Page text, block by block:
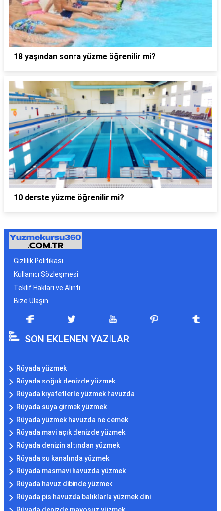
18 yaşından sonra yüzme öğrenilir mi?
10 derste yüzme öğrenilir mi?
Gizlilik Politikası
Kullanıcı Sözleşmesi
Teklif Hakları ve Alıntı
Bize Ulaşın
SON EKLENEN YAZILAR
Rüyada yüzmek
Rüyada soğuk denizde yüzmek
Rüyada kıyafetlerle yüzmek havuzda
Rüyada suya girmek yüzmek
Rüyada yüzmek havuzda ne demek
Rüyada mavi açık denizde yüzmek
Rüyada denizin altından yüzmek
Rüyada su kanalında yüzmek
Rüyada masmavi havuzda yüzmek
Rüyada havuz dibinde yüzmek
Rüyada pis havuzda balıklarla yüzmek dini